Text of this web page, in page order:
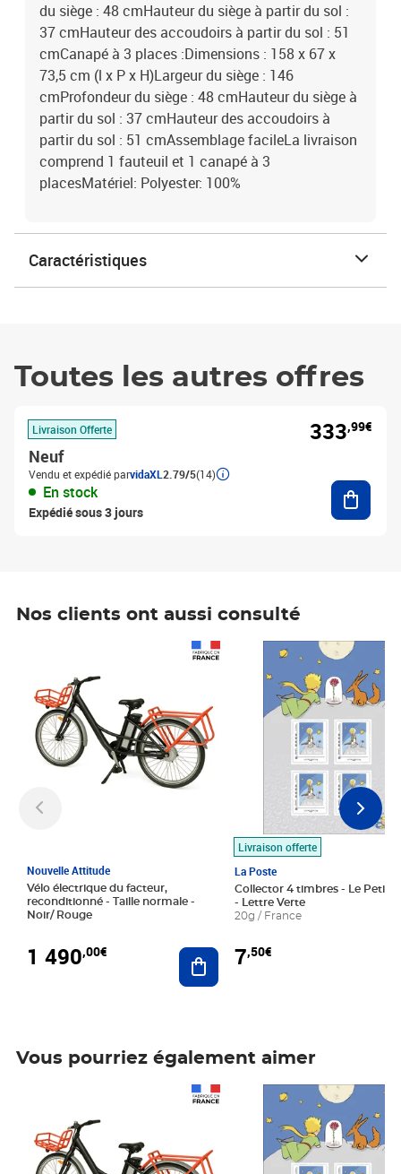
du siège : 48 cmHauteur du siège à partir du sol :
37 cmHauteur des accoudoirs à partir du sol : 51
cmCanapé à 3 places :Dimensions : 158 x 67 x
73,5 cm (l x P x H)Largeur du siège : 146
cmProfondeur du siège : 48 cmHauteur du siège à
partir du sol : 37 cmHauteur des accoudoirs à
partir du sol : 51 cmAssemblage facileLa livraison
comprend 1 fauteuil et 1 canapé à 3
placesMatériel: Polyester: 100%
Caractéristiques
Toutes les autres offres
Livraison Offerte
Neuf
Vendu et expédié parvidaXL 2.79/5(14)
En stock
Expédié sous 3 jours
333,99€
Nos clients ont aussi consulté
Nouvelle Attitude
Vélo électrique du facteur,
reconditionné - Taille normale -
Noir/ Rouge
1 490,00€ Ajouter au panier
Livraison offerte
La Poste
Collector 4 timbres - Le Petit
- Lettre Verte
20g / France
7,50€
Prix 7,50€
Vous pourriez également aimer
Prix 7,50€